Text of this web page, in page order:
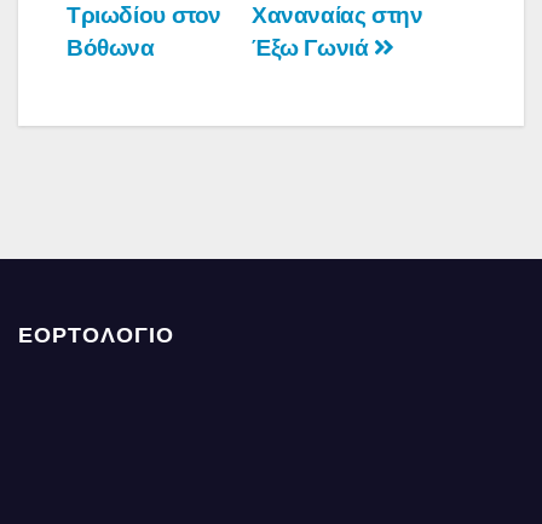
άρθρων
Χαναναίας στην
Έξω Γωνιά
Τριωδίου στον
Βόθωνα
ΕΟΡΤΟΛΟΓΙΟ